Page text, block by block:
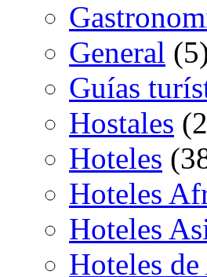
General
Guías
Hostales
Hoteles
Hoteles
Hoteles
Hoteles